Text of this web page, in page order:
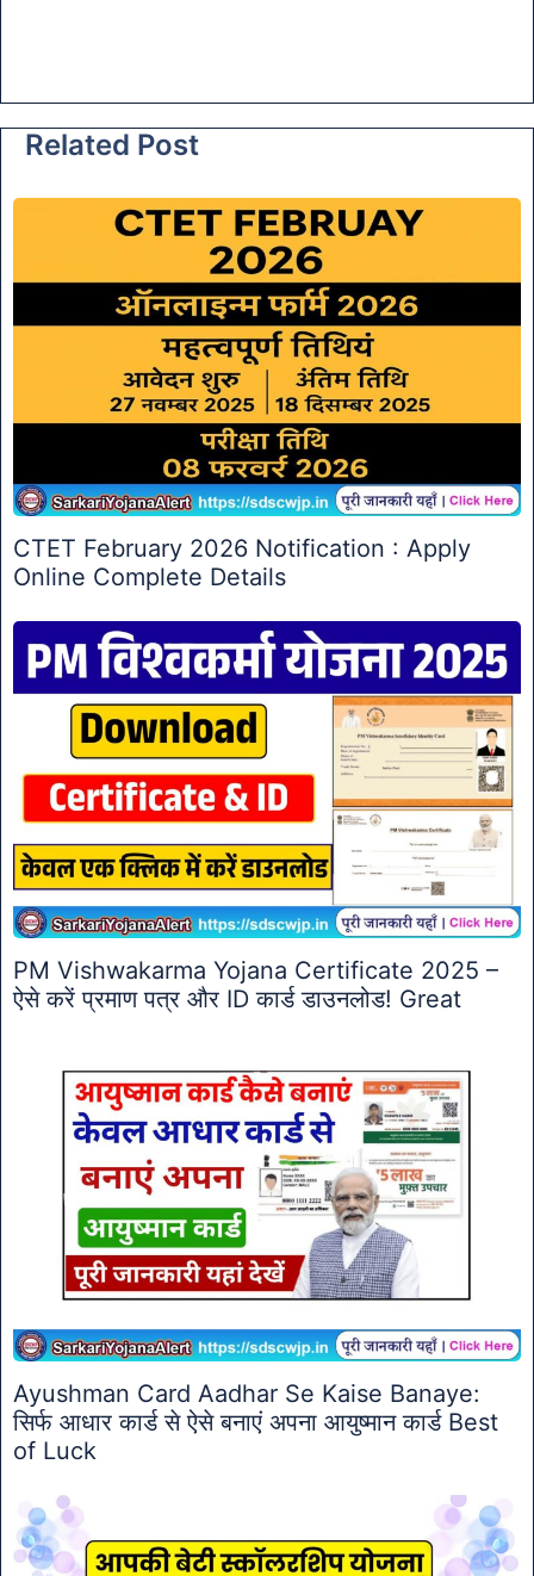
Related Post
CTET February 2026 Notification : Apply
Online Complete Details
PM Vishwakarma Yojana Certificate 2025 –
ऐसे करें प्रमाण पत्र और ID कार्ड डाउनलोड! Great
Ayushman Card Aadhar Se Kaise Banaye:
सिर्फ आधार कार्ड से ऐसे बनाएं अपना आयुष्मान कार्ड Best
of Luck